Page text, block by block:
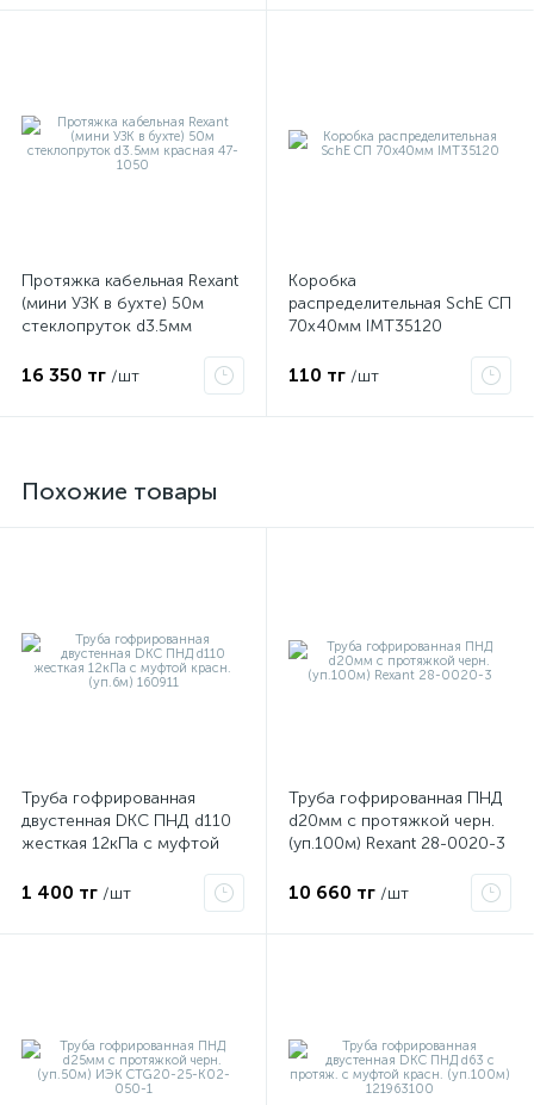
Протяжка кабельная Rexant
(мини УЗК в бухте) 50м
стеклопруток d3.5мм
16 350 тг /шт
Коробка
распределительная SchE СП
70х40мм IMT35120
110 тг /шт
Похожие товары
Труба гофрированная
двустенная DKC ПНД d110
жесткая 12кПа с муфтой
1 400 тг /шт
Труба гофрированная ПНД
d20мм с протяжкой черн.
(уп.100м) Rexant 28-0020-3
10 660 тг /шт